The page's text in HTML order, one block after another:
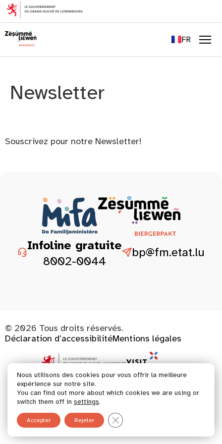
principal
FR
LU
Newsletter
Souscrivez pour notre Newsletter!
Infoline gratuite
8002-0044
bp@fm.etat.lu
© 2026 Tous droits réservés.
Déclaration d’accessibilitéMentions légales
Nous utilisons des cookies pour vous offrir la meilleure
expérience sur notre site.
You can find out more about which cookies we are using or
switch them off in settings.
Accepter Rejeter Fermer la bannière des cookies